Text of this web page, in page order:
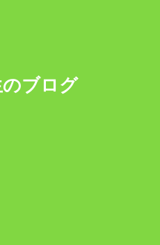
のブログ